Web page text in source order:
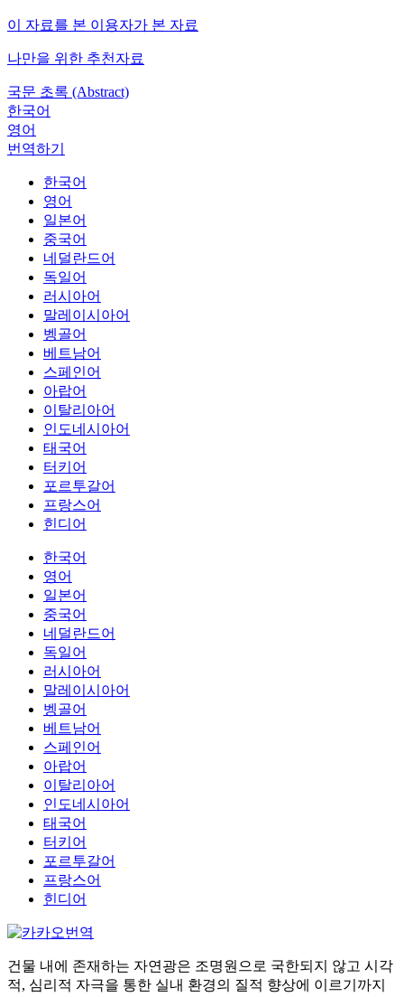
이 자료를 본 이용자가 본 자료
나만을 위한 추천자료
국문 초록 (Abstract)
한국어
영어
번역하기
한국어
영어
일본어
중국어
네덜란드어
독일어
러시아어
말레이시아어
벵골어
베트남어
스페인어
아랍어
이탈리아어
인도네시아어
태국어
터키어
포르투갈어
프랑스어
힌디어
한국어
영어
일본어
중국어
네덜란드어
독일어
러시아어
말레이시아어
벵골어
베트남어
스페인어
아랍어
이탈리아어
인도네시아어
태국어
터키어
포르투갈어
프랑스어
힌디어
건물 내에 존재하는 자연광은 조명원으로 국한되지 않고 시각
적, 심리적 자극을 통한 실내 환경의 질적 향상에 이르기까지